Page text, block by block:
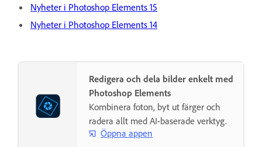
Nyheter i Photoshop Elements 15
Nyheter i Photoshop Elements 14
Redigera och dela bilder enkelt med
Photoshop Elements
Kombinera foton, byt ut färger och
radera allt med AI-baserade verktyg.
Öppna appen